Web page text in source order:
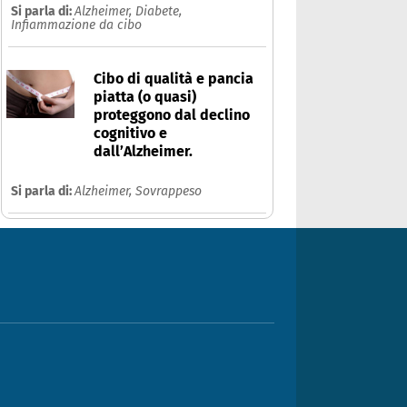
Si parla di:Alzheimer, Diabete,
Infiammazione da cibo
Cibo di qualità e pancia
piatta (o quasi)
proteggono dal declino
cognitivo e
dall’Alzheimer.
Si parla di:Alzheimer, Sovrappeso